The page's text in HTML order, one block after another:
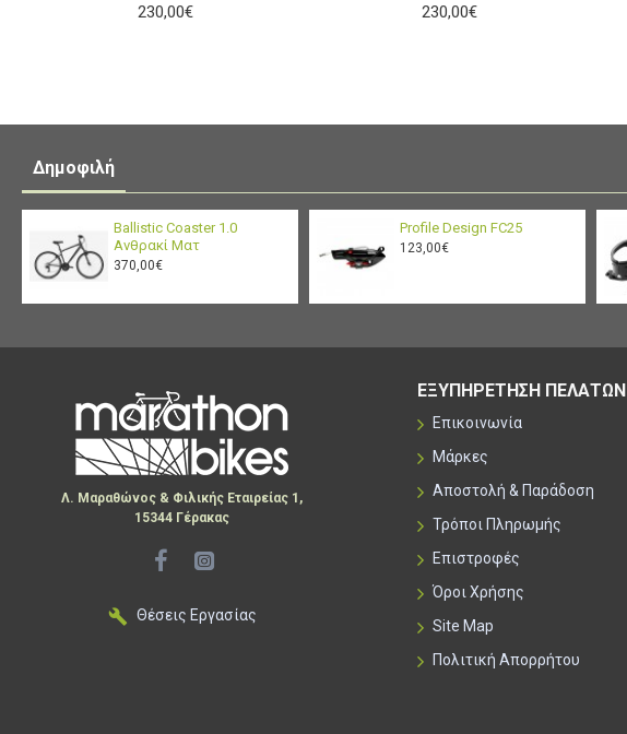
230,00€
230,00€
Δημοφιλή
Ballistic Coaster 1.0
Ανθρακί Ματ
370,00€
Profile Design FC25
123,00€
Λ. Μαραθώνος & Φιλικής Εταιρείας 1,
15344 Γέρακας
Θέσεις Εργασίας
ΕΞΥΠΗΡΕΤΗΣΗ ΠΕΛΑΤΩΝ
Επικοινωνία
Μάρκες
Αποστολή & Παράδοση
Τρόποι Πληρωμής
Επιστροφές
Όροι Χρήσης
Site Map
Πολιτική Απορρήτου